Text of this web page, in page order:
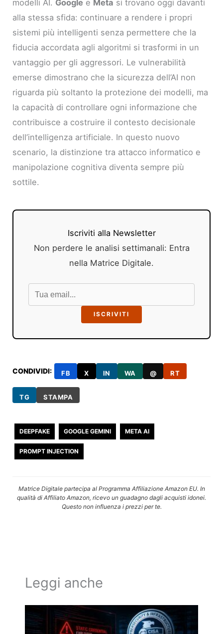
modelli AI. Google e Meta si trovano oggi davanti
alla stessa sfida: continuare a rendere i propri
sistemi più intelligenti senza permettere che la
fiducia accordata agli algoritmi si trasformi in un
vantaggio per gli aggressori. Le vulnerabilità
emerse dimostrano che la sicurezza dell’AI non
riguarda più soltanto la protezione dei modelli, ma
la capacità di controllare ogni informazione che
contribuisce a costruire il contesto decisionale
dell’intelligenza artificiale. In questo nuovo
scenario, la distinzione tra attacco informatico e
manipolazione cognitiva diventa sempre più
sottile.
Iscriviti alla Newsletter
Non perdere le analisi settimanali: Entra
nella Matrice Digitale.
ISCRIVITI
CONDIVIDI: FB X IN WA @ RT
TG STAMPA
DEEPFAKE GOOGLE GEMINI META AI
PROMPT INJECTION
Matrice Digitale partecipa al Programma Affiliazione Amazon EU. In
qualità di Affiliato Amazon, ricevo un guadagno dagli acquisti idonei.
Questo non influenza i prezzi per te.
Leggi anche